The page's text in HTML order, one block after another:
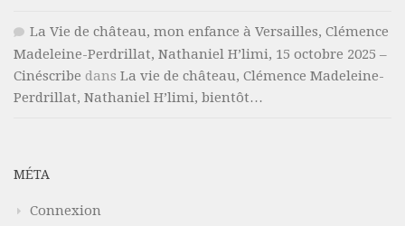
La Vie de château, mon enfance à Versailles, Clémence
Madeleine-Perdrillat, Nathaniel H’limi, 15 octobre 2025 –
Cinéscribe dans La vie de château, Clémence Madeleine-
Perdrillat, Nathaniel H’limi, bientôt…
MÉTA
Connexion